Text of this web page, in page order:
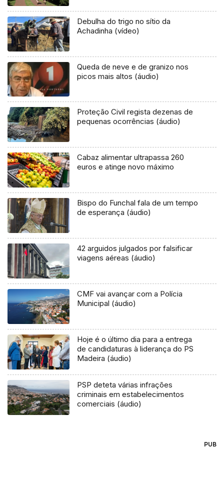
Debulha do trigo no sítio da
Achadinha (vídeo)
Queda de neve e de granizo nos
picos mais altos (áudio)
Proteção Civil regista dezenas de
pequenas ocorrências (áudio)
Cabaz alimentar ultrapassa 260
euros e atinge novo máximo
Bispo do Funchal fala de um tempo
de esperança (áudio)
42 arguidos julgados por falsificar
viagens aéreas (áudio)
CMF vai avançar com a Polícia
Municipal (áudio)
Hoje é o último dia para a entrega
de candidaturas à liderança do PS
Madeira (áudio)
PSP deteta várias infrações
criminais em estabelecimentos
comerciais (áudio)
PUB